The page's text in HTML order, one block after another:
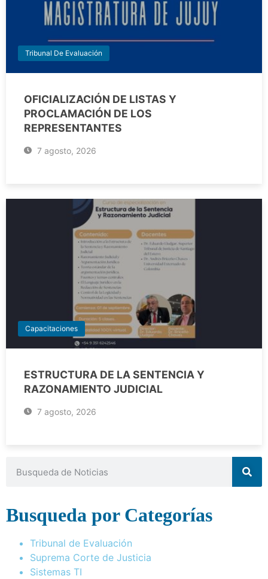
Tribunal De Evaluación
OFICIALIZACIÓN DE LISTAS Y
PROCLAMACIÓN DE LOS
REPRESENTANTES
7 agosto, 2026
Capacitaciones
ESTRUCTURA DE LA SENTENCIA Y
RAZONAMIENTO JUDICIAL
7 agosto, 2026
Busqueda por Categorías
Tribunal de Evaluación
Suprema Corte de Justicia
Sistemas TI